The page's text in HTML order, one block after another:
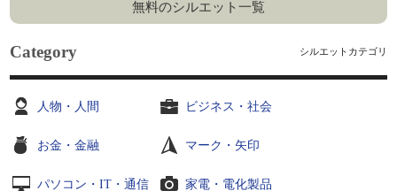
無料のシルエット一覧
Category シルエットカテゴリ
人物・人間 ビジネス・社会
お金・金融 マーク・矢印
パソコン・IT・通信 家電・電化製品